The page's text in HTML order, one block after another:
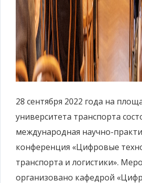
28 сентября 2022 года на
университета транспорта
международная научно-
конференция «Цифровые
транспорта и логистики».
организовано кафедрой